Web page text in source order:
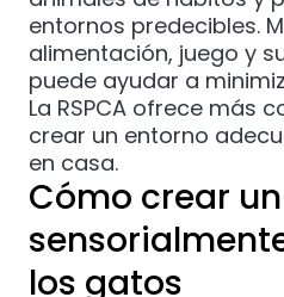
entornos predecibles.
alimentación, juego y
puede ayudar a
La RSPCA ofrece más
crear un entorno
en casa.
Cómo crear
los gatos